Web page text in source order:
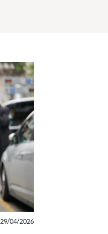
29/04/2026